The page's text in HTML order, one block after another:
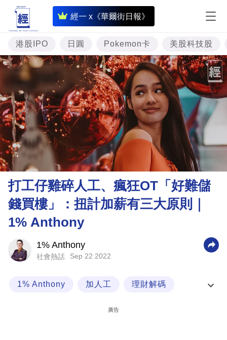
經一 x《華爾街日報》
即
時
財
經
題
投
資
市
理
財
商
業
科
技
場
港股IPO 日圓 Pokemon卡 美股科技股
打工仔雞碎人工、瘋狂OT「好難儲
錢買樓」：扭計加薪有三大原則｜
1% Anthony
1% Anthony
社會熱話 Sep 22 2022
1% Anthony 加人工 理財解碼
廣告